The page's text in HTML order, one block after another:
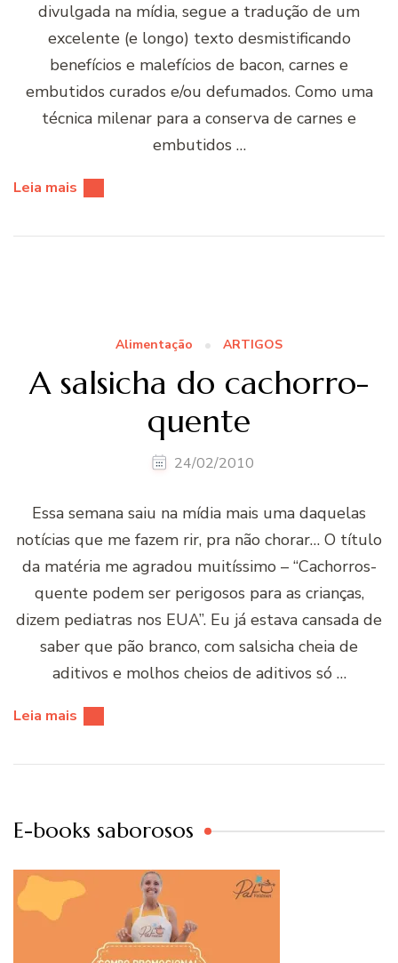
divulgada na mídia, segue a tradução de um
excelente (e longo) texto desmistificando
benefícios e malefícios de bacon, carnes e
embutidos curados e/ou defumados. Como uma
técnica milenar para a conserva de carnes e
embutidos …
Leia mais
Alimentação ARTIGOS
A salsicha do cachorro-
quente
24/02/2010
Essa semana saiu na mídia mais uma daquelas
notícias que me fazem rir, pra não chorar… O título
da matéria me agradou muitíssimo – “Cachorros-
quente podem ser perigosos para as crianças,
dizem pediatras nos EUA”. Eu já estava cansada de
saber que pão branco, com salsicha cheia de
aditivos e molhos cheios de aditivos só …
Leia mais
E-books saborosos